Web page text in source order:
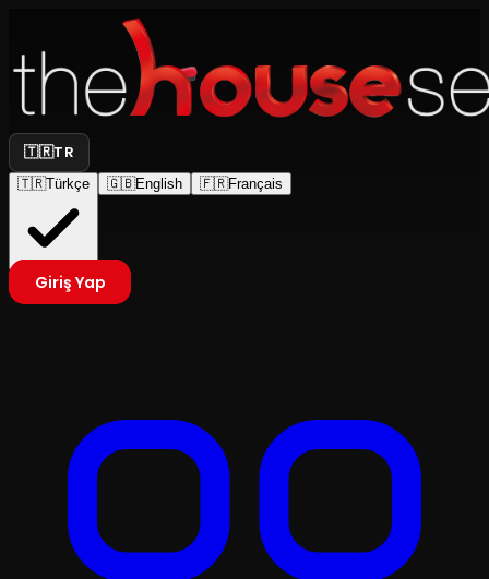
🇹🇷TR
🇹🇷Türkçe 🇬🇧English 🇫🇷Français
Giriş Yap